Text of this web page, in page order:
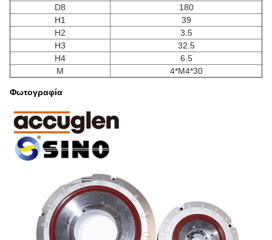
D8
180
H1
39
H2
3.5
H3
32.5
H4
6.5
Μ
4*M4*30
Φωτογραφία